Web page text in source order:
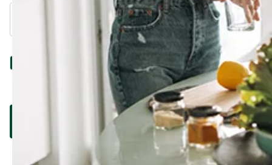
Recevez toutes nos offres, les derniers conseils en matière de
santé et des avis scientifiques.Déclaration de
Soumettre